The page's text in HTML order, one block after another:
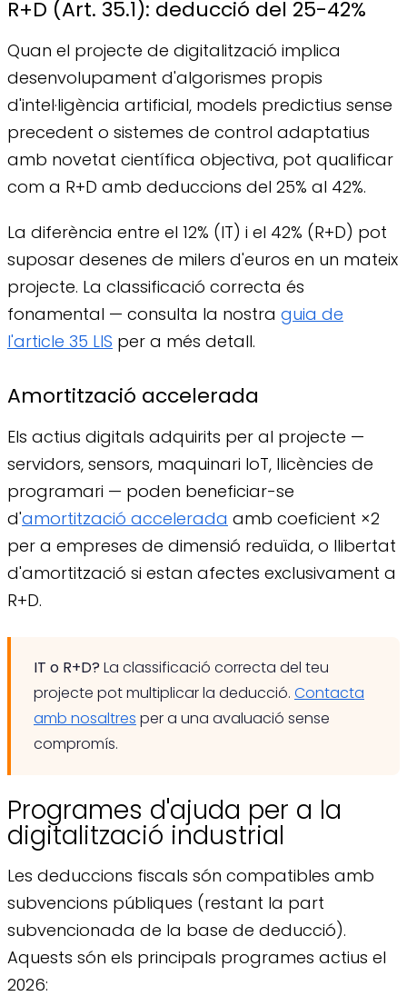
R+D (Art. 35.1): deducció del 25-42%
Quan el projecte de digitalització implica
desenvolupament d'algorismes propis
d'intel·ligència artificial, models predictius sense
precedent o sistemes de control adaptatius
amb novetat científica objectiva, pot qualificar
com a R+D amb deduccions del 25% al 42%.
La diferència entre el 12% (IT) i el 42% (R+D) pot
suposar desenes de milers d'euros en un mateix
projecte. La classificació correcta és
fonamental — consulta la nostra guia de
l'article 35 LIS per a més detall.
Amortització accelerada
Els actius digitals adquirits per al projecte —
servidors, sensors, maquinari IoT, llicències de
programari — poden beneficiar-se
d'amortització accelerada amb coeficient ×2
per a empreses de dimensió reduïda, o llibertat
d'amortització si estan afectes exclusivament a
R+D.
IT o R+D? La classificació correcta del teu
projecte pot multiplicar la deducció. Contacta
amb nosaltres per a una avaluació sense
compromís.
Programes d'ajuda per a la
digitalització industrial
Les deduccions fiscals són compatibles amb
subvencions públiques (restant la part
subvencionada de la base de deducció).
Aquests són els principals programes actius el
2026: